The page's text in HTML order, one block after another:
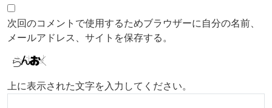
次回のコメントで使用するためブラウザーに自分の名前、
メールアドレス、サイトを保存する。
上に表示された文字を入力してください。